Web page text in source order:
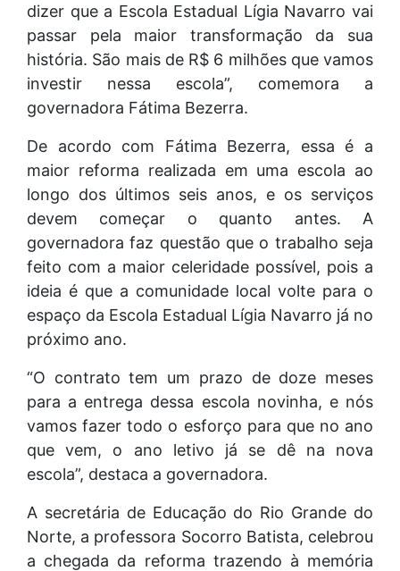
dizer que a Escola Estadual Lígia Navarro vai
passar pela maior transformação da sua
história. São mais de R$ 6 milhões que vamos
investir nessa escola”, comemora a
governadora Fátima Bezerra.
De acordo com Fátima Bezerra, essa é a
maior reforma realizada em uma escola ao
longo dos últimos seis anos, e os serviços
devem começar o quanto antes. A
governadora faz questão que o trabalho seja
feito com a maior celeridade possível, pois a
ideia é que a comunidade local volte para o
espaço da Escola Estadual Lígia Navarro já no
próximo ano.
“O contrato tem um prazo de doze meses
para a entrega dessa escola novinha, e nós
vamos fazer todo o esforço para que no ano
que vem, o ano letivo já se dê na nova
escola”, destaca a governadora.
A secretária de Educação do Rio Grande do
Norte, a professora Socorro Batista, celebrou
a chegada da reforma trazendo à memória